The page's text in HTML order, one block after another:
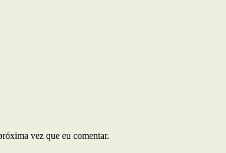
vez que eu comentar.